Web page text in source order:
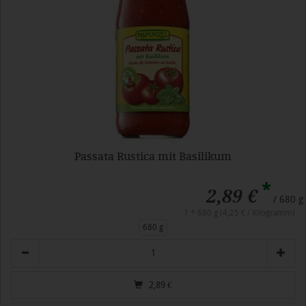
Passata Rustica mit Basilikum
2,89 €* / 680 g
680 g
2,89 €